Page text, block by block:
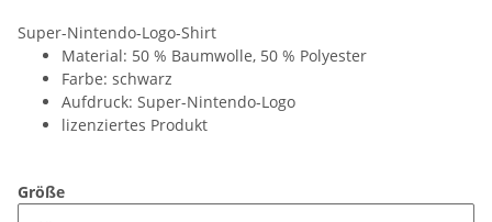
Super-Nintendo-Logo-Shirt
Material: 50 % Baumwolle, 50 % Polyester
Farbe: schwarz
Aufdruck: Super-Nintendo-Logo
lizenziertes Produkt
Größe